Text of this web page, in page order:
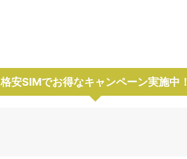
格安SIMでお得なキャンペーン実施中！